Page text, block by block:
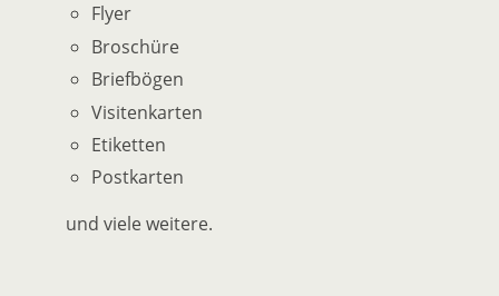
Flyer
Broschüre
Briefbögen
Visitenkarten
Etiketten
Postkarten
und viele weitere.